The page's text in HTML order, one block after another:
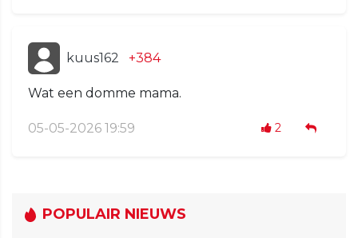
kuus162 +384
Wat een domme mama.
05-05-2026 19:59 2
POPULAIR NIEUWS